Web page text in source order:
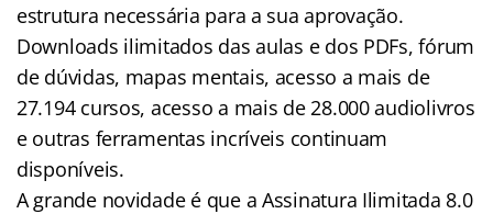
estrutura necessária para a sua aprovação.
Downloads ilimitados das aulas e dos PDFs, fórum
de dúvidas, mapas mentais, acesso a mais de
27.194 cursos, acesso a mais de 28.000 audiolivros
e outras ferramentas incríveis continuam
disponíveis.
A grande novidade é que a Assinatura Ilimitada 8.0